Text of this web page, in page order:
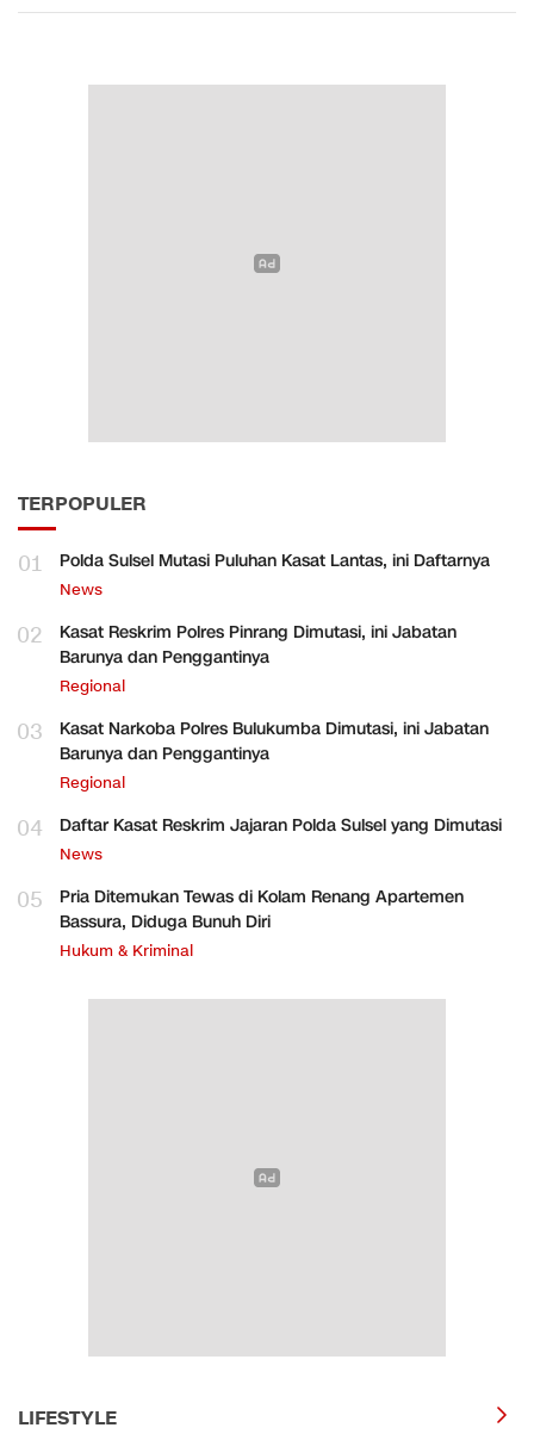
TERPOPULER
01 Polda Sulsel Mutasi Puluhan Kasat Lantas, ini Daftarnya
News
02
Kasat Reskrim Polres Pinrang Dimutasi, ini Jabatan
Barunya dan Penggantinya
Regional
03
Kasat Narkoba Polres Bulukumba Dimutasi, ini Jabatan
Barunya dan Penggantinya
Regional
04 Daftar Kasat Reskrim Jajaran Polda Sulsel yang Dimutasi
News
05
Pria Ditemukan Tewas di Kolam Renang Apartemen
Bassura, Diduga Bunuh Diri
Hukum & Kriminal
LIFESTYLE